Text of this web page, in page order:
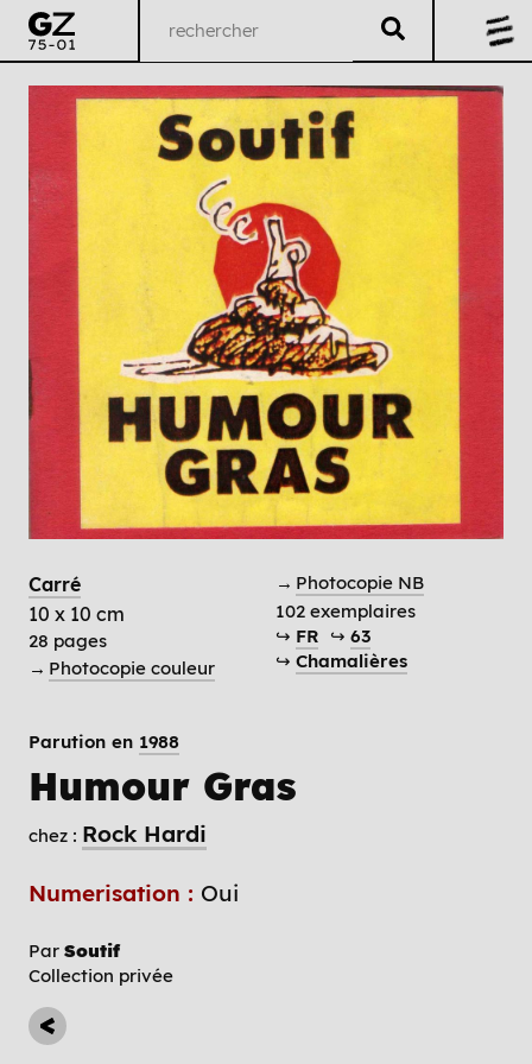
Carré
10 x 10 cm
28 pages
→ Photocopie couleur
→ Photocopie NB
102 exemplaires
↪ FR ↪ 63
↪ Chamalières
Parution en 1988
Humour Gras
chez : Rock Hardi
Numerisation : Oui
Par Soutif
Collection privée